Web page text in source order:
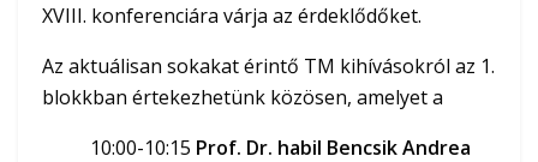
XVIII. konferenciára várja az érdeklődőket.
Az aktuálisan sokakat érintő TM kihívásokról az 1.
blokkban értekezhetünk közösen, amelyet a
10:00-10:15 Prof. Dr. habil Bencsik Andrea